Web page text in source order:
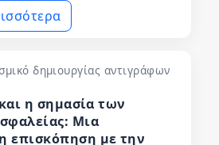
δημιουργίας αντιγράφων
η σημασία των
Μια
επισκόπηση με την